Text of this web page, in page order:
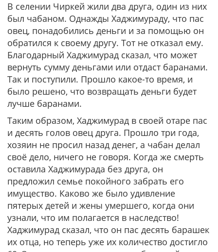
В селении Чиркей жили два друга, один из них
был чабаном. Однажды Хаджимураду, что пас
овец, понадобились деньги и за помощью он
обратился к своему другу. Тот не отказал ему.
Благодарный Хаджимурад сказал, что может
вернуть сумму деньгами или отдаст баранами.
Так и поступили. Прошло какое-то время, и
было решено, что возвращать деньги будет
лучше баранами.
Таким образом, Хаджимурад в своей отаре пас
и десять голов овец друга. Прошло три года,
хозяин не просил назад денег, а чабан делал
своё дело, ничего не говоря. Когда же смерть
оставила Хаджимурада без друга, он
предложил семье покойного забрать его
имущество. Каково же было удивление
пятерых детей и жены умершего, когда они
узнали, что им полагается в наследство!
Хаджимурад сказал, что он пас десять барашек
их отца, но теперь уже их количество достигло